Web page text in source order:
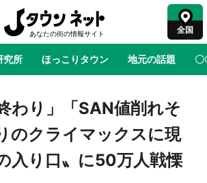
全国
究所 ほっこりタウン 地元の話題 〇
絶景 あの時はありがとう 物語がはじ
メ『はたらく細胞』と神奈川県の3度目コ
作品の世界観通じて「小児がん」学べる
わり」「SAN値削れそ
のクライマックスに現
入り口〟に50万人戦慄